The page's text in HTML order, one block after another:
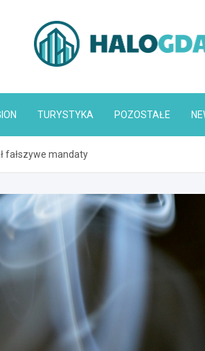
HaloGdańsk.pl
TURYSTYKA POZOSTAŁE
fałszywe mandaty